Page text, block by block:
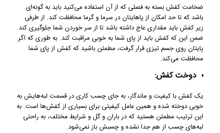
ضخامت کفش بسته به فصلی که از آن استفاده می‌کنید باید به گونه‌ای
باشد که تا حد امکان از پاهایتان در سرما و گرما محافظت کند. از طرفی
زیر کفش باید مقداری عاج داشته باشد تا از سر خوردن شما جلوگیری کند.
ضمن این که کفش باید از پای شما به خوبی مراقبت کند. به طوری که اگر
پایتان روی جسم تیزی قرار گرفت، مطمئن باشید که کفش از پای شما
محافظت می‌کند.
دوخت کفش:
یک کفش با کیفیت و ماندگار، به جای چسب کاری در قسمت لبه‌هایش به
خوبی دوخته شده و همین عامل کیفیتی برای بسیاری از کفش‌ها است. به
این ترتیب مطمئن هستید که در باران و گل و شرایط مختلف، به راحتی
لبه‌های چسب از هم جدا نشده و چسبش باز نمی‌شود.